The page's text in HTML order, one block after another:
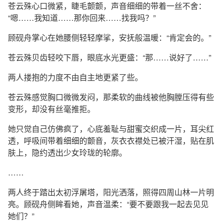
苍云殊心口微紧，睫毛颤颤，声音细细的带着一丝不舍：
“嗯……我知道……那你回来……找我吗？”
顾砚舟掌心在她腰侧轻轻摩挲，安抚般温暖：“肯定会的。”
苍云殊贝齿轻咬下唇，眼底水光更盛：“那……说好了……”
两人搂抱的力度不由自主地更紧了些。
苍云殊感觉胸口微微发闷，那柔软的曲线被他胸膛压得有些
变形，却没有丝毫推拒。
她只觉自己仿佛疯了，心底羞耻与甜蜜交织成一片，耳尖红
透，呼吸间带着细细的颤音，灰衣衣襟处已被汗湿，贴在肌
肤上，隐约透出少女玲珑的轮廓。
……
两人终于踏出太初浮屠塔，阳光洒落，照得四周山林一片明
亮。顾砚舟侧眸看她，声音温柔：“要不要跟我一起去见见
她们？”